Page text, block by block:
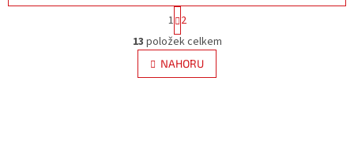
O
v
l
á
S
t
r
á
n
k
1 2
13 položek celkem
NAHORU